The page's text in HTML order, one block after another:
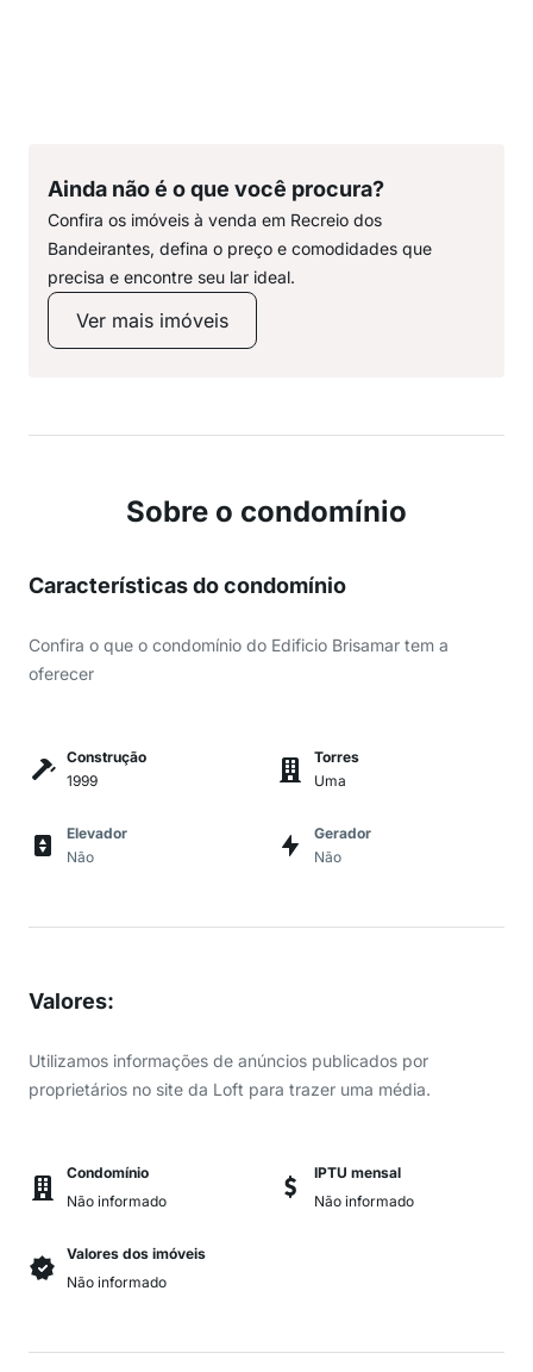
Ainda não é o que você procura?
Confira os imóveis à venda em Recreio dos
Bandeirantes, defina o preço e comodidades que
precisa e encontre seu lar ideal.
Ver mais imóveis
Sobre o condomínio
Características do condomínio
Confira o que o condomínio do Edificio Brisamar tem a
oferecer
Construção
1999
Torres
Uma
Elevador
Não
Gerador
Não
Valores:
Utilizamos informações de anúncios publicados por
proprietários no site da Loft para trazer uma média.
Condomínio
Não informado
IPTU mensal
Não informado
Valores dos imóveis
Não informado